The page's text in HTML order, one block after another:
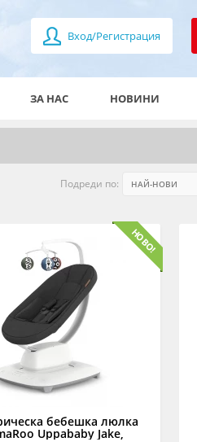
Вход/Регистрация
ЗА НАС НОВИНИ
Подреди по:
бебешка люлка
Uppababy Jake,